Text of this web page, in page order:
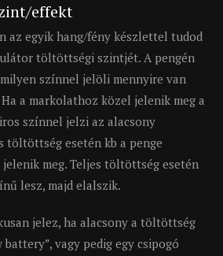
effekt
az egyik hang/fény készlettel tudod
töltöttségi szintjét. A pengén
színnel jelöli mennyire van
a markolathoz közel jelenik meg a
színnel jelzi az alacsony
töltöttség esetén kb a penge
meg. Teljes töltöttség esetén
lesz, majd elalszik.
jelez, ha alacsony a töltöttség
battery”, vagy pedig egy csipogó